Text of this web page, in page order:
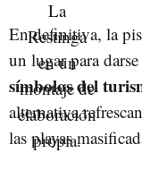
En definitiva, la
un lugar para
símbolos del
alternativa
las playas